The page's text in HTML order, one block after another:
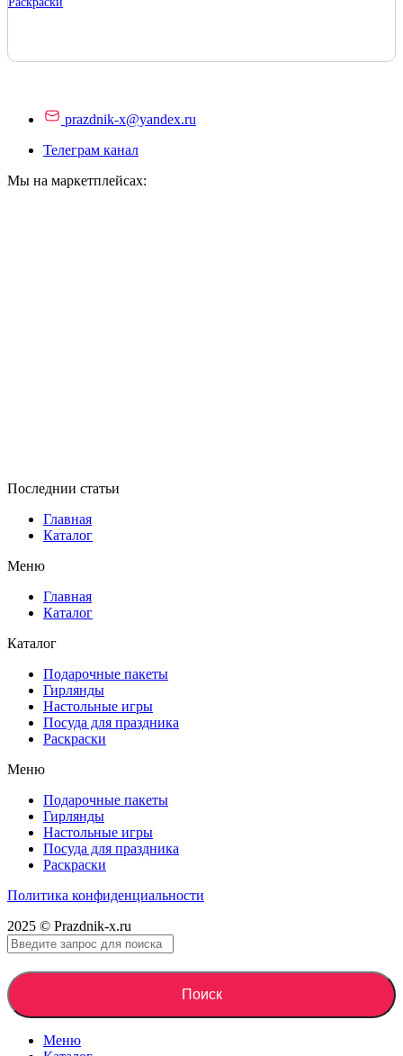
prazdnik-x@yandex.ru
Телеграм канал
Мы на маркетплейсах:
Последнии статьи
Главная
Каталог
Меню
Главная
Каталог
Каталог
Подарочные пакеты
Гирлянды
Настольные игры
Посуда для праздника
Раскраски
Меню
Подарочные пакеты
Гирлянды
Настольные игры
Посуда для праздника
Раскраски
Политика конфиденциальности
2025 © Prazdnik-x.ru
Поиск
Меню